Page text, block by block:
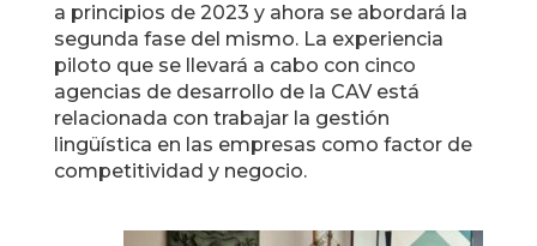
a principios de 2023 y ahora se abordará la
segunda fase del mismo. La experiencia
piloto que se llevará a cabo con cinco
agencias de desarrollo de la CAV está
relacionada con trabajar la gestión
lingüística en las empresas como factor de
competitividad y negocio.